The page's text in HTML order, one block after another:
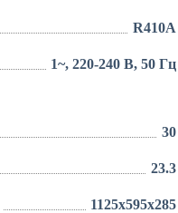
R410A
1~, 220-240 В, 50 Гц
30
23.3
1125x595x285